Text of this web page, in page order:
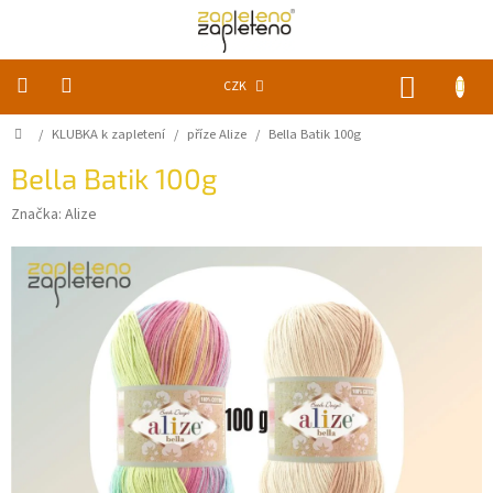
CZK
KLUBKA
zapletení
Pomůcky
Domů
/ KLUBKA k zapletení / příze Alize / Bella Batik 100g
Bella Batik 100g
Značka: Alize